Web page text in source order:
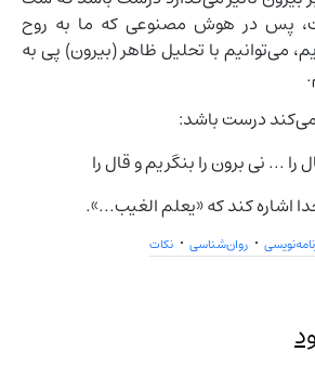
پس در هوش مصنوعی که ما به روح
می‌توانیم با تحلیل ظاهر (بیرون) پی به
درست باشد:
را ... نی برون را بنگریم و قال را
اشاره کند که «یعلم الغیب...».
روان‌شناسی نکات